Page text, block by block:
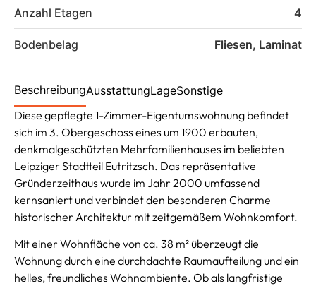
Anzahl Etagen 4
Bodenbelag Fliesen, Laminat
BeschreibungAusstattungLageSonstige
Diese gepflegte 1-Zimmer-Eigentumswohnung befindet
sich im 3. Obergeschoss eines um 1900 erbauten,
denkmalgeschützten Mehrfamilienhauses im beliebten
Leipziger Stadtteil Eutritzsch. Das repräsentative
Gründerzeithaus wurde im Jahr 2000 umfassend
kernsaniert und verbindet den besonderen Charme
historischer Architektur mit zeitgemäßem Wohnkomfort.
Mit einer Wohnfläche von ca. 38 m² überzeugt die
Wohnung durch eine durchdachte Raumaufteilung und ein
helles, freundliches Wohnambiente. Ob als langfristige